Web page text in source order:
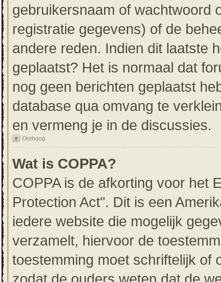
gebruikersnaam of wachtwoord
registratie gegevens) of de
andere reden. Indien dit laatste
geplaatst? Het is normaal dat
nog geen berichten geplaatst
database qua omvang te
en vermeng je in de discussies.
Omhoog
Wat is COPPA?
COPPA is de afkorting voor het
Protection Act". Dit is een
iedere website die mogelijk
verzamelt, hiervoor de
toestemming moet schriftelijk of